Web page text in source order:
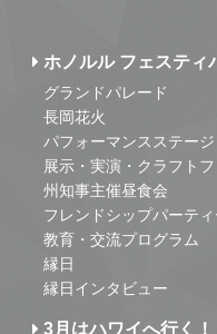
ホノルル フェスティ
グランドパレード
長岡花火
パフォーマンスステージ
展示・実演・クラフト
州知事主催昼食会
フレンドシップパーティ
教育・交流プログラム
縁日
縁日インタビュー
3月はハワイへ行く！